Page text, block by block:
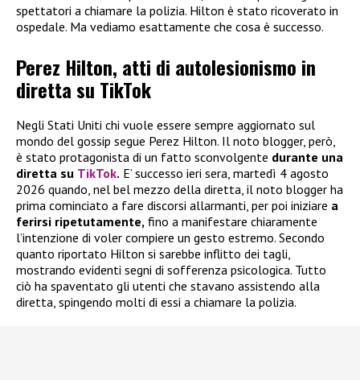
spettatori a chiamare la polizia. Hilton è stato ricoverato in
ospedale. Ma vediamo esattamente che cosa è successo.
Perez Hilton, atti di autolesionismo in
diretta su TikTok
Negli Stati Uniti chi vuole essere sempre aggiornato sul
mondo del gossip segue Perez Hilton. Il noto blogger, però,
è stato protagonista di un fatto sconvolgente durante una
diretta su TikTok. E’ successo ieri sera, martedì 4 agosto
2026 quando, nel bel mezzo della diretta, il noto blogger ha
prima cominciato a fare discorsi allarmanti, per poi iniziare a
ferirsi ripetutamente, fino a manifestare chiaramente
l’intenzione di voler compiere un gesto estremo. Secondo
quanto riportato Hilton si sarebbe inflitto dei tagli,
mostrando evidenti segni di sofferenza psicologica. Tutto
ciò ha spaventato gli utenti che stavano assistendo alla
diretta, spingendo molti di essi a chiamare la polizia.